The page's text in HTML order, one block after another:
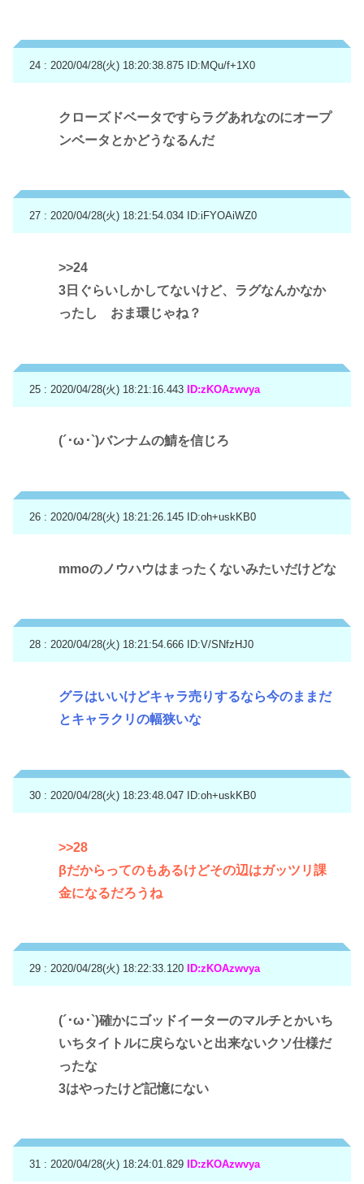
24 : 2020/04/28(火) 18:20:38.875 ID:MQu/f+1X0
クローズドベータですらラグあれなのにオープ
ンベータとかどうなるんだ
27 : 2020/04/28(火) 18:21:54.034 ID:iFYOAiWZ0
>>24
3日ぐらいしかしてないけど、ラグなんかなか
ったし おま環じゃね？
25 : 2020/04/28(火) 18:21:16.443 ID:zKOAzwvya
(´･ω･`)バンナムの鯖を信じろ
26 : 2020/04/28(火) 18:21:26.145 ID:oh+uskKB0
mmoのノウハウはまったくないみたいだけどな
28 : 2020/04/28(火) 18:21:54.666 ID:V/SNfzHJ0
グラはいいけどキャラ売りするなら今のままだ
とキャラクリの幅狭いな
30 : 2020/04/28(火) 18:23:48.047 ID:oh+uskKB0
>>28
βだからってのもあるけどその辺はガッツリ課
金になるだろうね
29 : 2020/04/28(火) 18:22:33.120 ID:zKOAzwvya
(´･ω･`)確かにゴッドイーターのマルチとかいち
いちタイトルに戻らないと出来ないクソ仕様だ
ったな
3はやったけど記憶にない
31 : 2020/04/28(火) 18:24:01.829 ID:zKOAzwvya